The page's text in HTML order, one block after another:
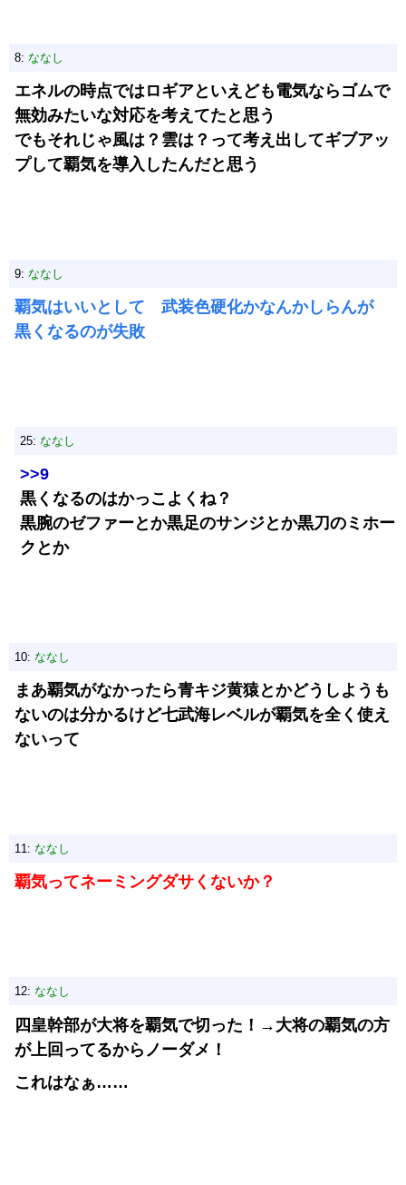
8: ななし
エネルの時点ではロギアといえども電気ならゴムで
無効みたいな対応を考えてたと思う
でもそれじゃ風は？雲は？って考え出してギブアッ
プして覇気を導入したんだと思う
9: ななし
覇気はいいとして 武装色硬化かなんかしらんが
黒くなるのが失敗
25: ななし
>>9
黒くなるのはかっこよくね？
黒腕のゼファーとか黒足のサンジとか黒刀のミホー
クとか
10: ななし
まあ覇気がなかったら青キジ黄猿とかどうしようも
ないのは分かるけど七武海レベルが覇気を全く使え
ないって
11: ななし
覇気ってネーミングダサくないか？
12: ななし
四皇幹部が大将を覇気で切った！→大将の覇気の方
が上回ってるからノーダメ！
これはなぁ……